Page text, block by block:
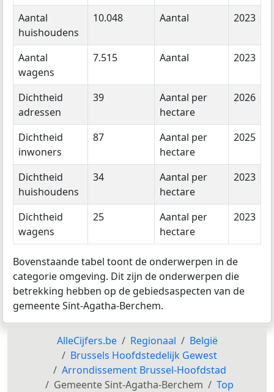
Aantal
huishoudens
10.048 Aantal 2023
Aantal
wagens
7.515 Aantal 2023
Dichtheid
adressen
39
Aantal per
hectare
2026
Dichtheid
inwoners
87
Aantal per
hectare
2025
Dichtheid
huishoudens
34
Aantal per
hectare
2023
Dichtheid
wagens
25
Aantal per
hectare
2023
Bovenstaande tabel toont de onderwerpen in de
categorie omgeving. Dit zijn de onderwerpen die
betrekking hebben op de gebiedsaspecten van de
gemeente Sint-Agatha-Berchem.
AlleCijfers.be Regionaal
België
Brussels Hoofdstedelijk Gewest
Arrondissement Brussel-Hoofdstad
Gemeente Sint-Agatha-Berchem
Top